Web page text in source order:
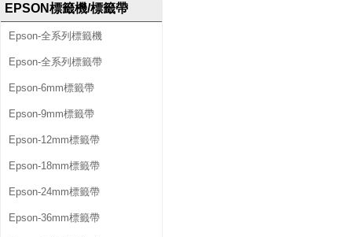
EPSON標籤機/標籤帶
Epson-全系列標籤機
Epson-全系列標籤帶
Epson-6mm標籤帶
Epson-9mm標籤帶
Epson-12mm標籤帶
Epson-18mm標籤帶
Epson-24mm標籤帶
Epson-36mm標籤帶